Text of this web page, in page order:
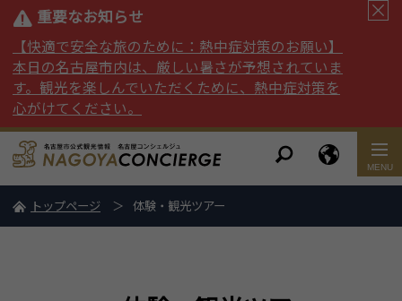
重要なお知らせ
【快適で安全な旅のために：熱中症対策のお願い】
本日の名古屋市内は、厳しい暑さが予想されていま
す。観光を楽しんでいただくために、熱中症対策を
心がけてください。
トップページ 体験・観光ツアー